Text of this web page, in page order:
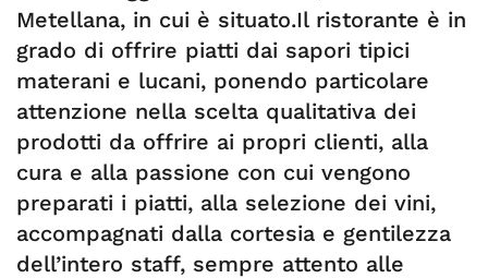
Metellana, in cui è situato.Il ristorante è in
grado di offrire piatti dai sapori tipici
materani e lucani, ponendo particolare
attenzione nella scelta qualitativa dei
prodotti da offrire ai propri clienti, alla
cura e alla passione con cui vengono
preparati i piatti, alla selezione dei vini,
accompagnati dalla cortesia e gentilezza
dell’intero staff, sempre attento alle